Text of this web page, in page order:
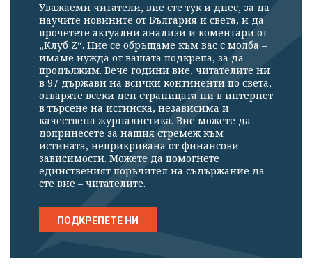
Уважаеми читатели, вие сте тук и днес, за да
научите новините от България и света, и да
прочетете актуални анализи и коментари от
„Клуб Z“. Ние се обръщаме към вас с молба –
имаме нужда от вашата подкрепа, за да
продължим. Вече години вие, читателите ни
в 97 държави на всички континенти по света,
отваряте всеки ден страницата ни в интернет
в търсене на истинска, независима и
качествена журналистика. Вие можете да
допринесете за нашия стремеж към
истината, неприкривана от финансови
зависимости. Можете да помогнете
единственият поръчител на съдържание да
сте вие – читателите.
ПОДКРЕПЕТЕ НИ